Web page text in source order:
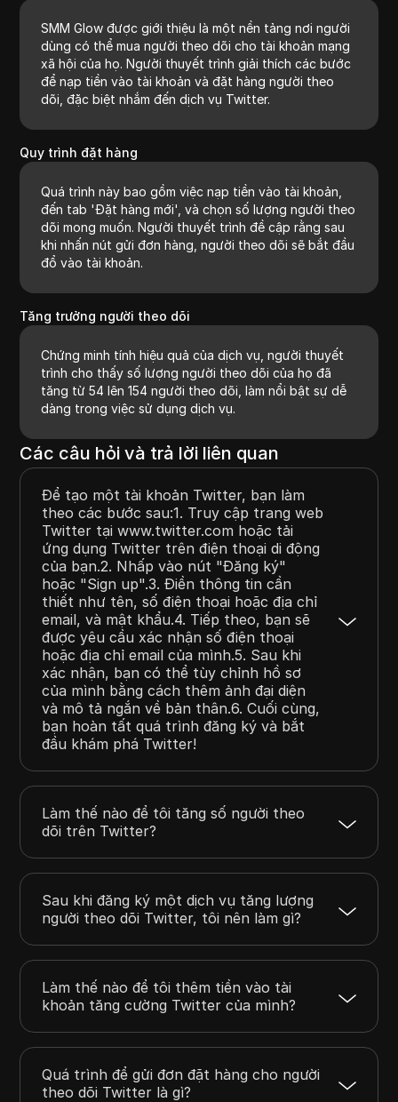
SMM Glow được giới thiệu là một nền tảng nơi người
dùng có thể mua người theo dõi cho tài khoản mạng
xã hội của họ. Người thuyết trình giải thích các bước
để nạp tiền vào tài khoản và đặt hàng người theo
dõi, đặc biệt nhắm đến dịch vụ Twitter.
Quy trình đặt hàng
Quá trình này bao gồm việc nạp tiền vào tài khoản,
đến tab 'Đặt hàng mới', và chọn số lượng người theo
dõi mong muốn. Người thuyết trình đề cập rằng sau
khi nhấn nút gửi đơn hàng, người theo dõi sẽ bắt đầu
đổ vào tài khoản.
Tăng trưởng người theo dõi
Chứng minh tính hiệu quả của dịch vụ, người thuyết
trình cho thấy số lượng người theo dõi của họ đã
tăng từ 54 lên 154 người theo dõi, làm nổi bật sự dễ
dàng trong việc sử dụng dịch vụ.
Các câu hỏi và trả lời liên quan
Để tạo một tài khoản Twitter, bạn làm
theo các bước sau:1. Truy cập trang web
Twitter tại www.twitter.com hoặc tải
ứng dụng Twitter trên điện thoại di động
của bạn.2. Nhấp vào nút "Đăng ký"
hoặc "Sign up".3. Điền thông tin cần
thiết như tên, số điện thoại hoặc địa chỉ
email, và mật khẩu.4. Tiếp theo, bạn sẽ
được yêu cầu xác nhận số điện thoại
hoặc địa chỉ email của mình.5. Sau khi
xác nhận, bạn có thể tùy chỉnh hồ sơ
của mình bằng cách thêm ảnh đại diện
và mô tả ngắn về bản thân.6. Cuối cùng,
bạn hoàn tất quá trình đăng ký và bắt
đầu khám phá Twitter!
Làm thế nào để tôi tăng số người theo
dõi trên Twitter?
Sau khi đăng ký một dịch vụ tăng lượng
người theo dõi Twitter, tôi nên làm gì?
Làm thế nào để tôi thêm tiền vào tài
khoản tăng cường Twitter của mình?
Quá trình để gửi đơn đặt hàng cho người
theo dõi Twitter là gì?